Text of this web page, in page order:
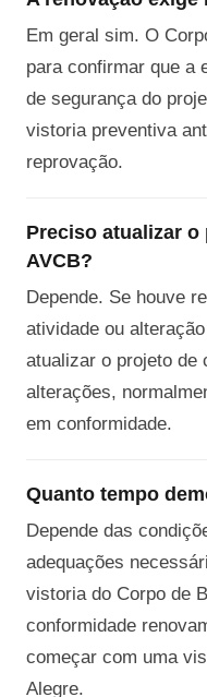
Em geral sim. O
para confirmar que a
de segurança do
vistoria preventiva
reprovação.
Preciso atualizar
AVCB?
Depende. Se houve
atividade ou
atualizar o projeto de
alterações,
em conformidade.
Quanto tempo
Depende das
adequações
vistoria do Corpo de
conformidade
começar com uma
Alegre.